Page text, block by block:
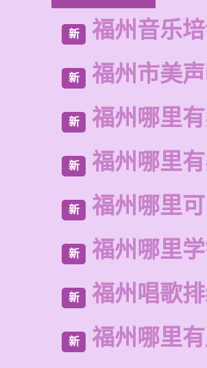
新 福州音乐
新 福州市美
新 福州哪里
新 福州哪里
新 福州哪里
新 福州哪里
新 福州唱歌
新 福州哪里